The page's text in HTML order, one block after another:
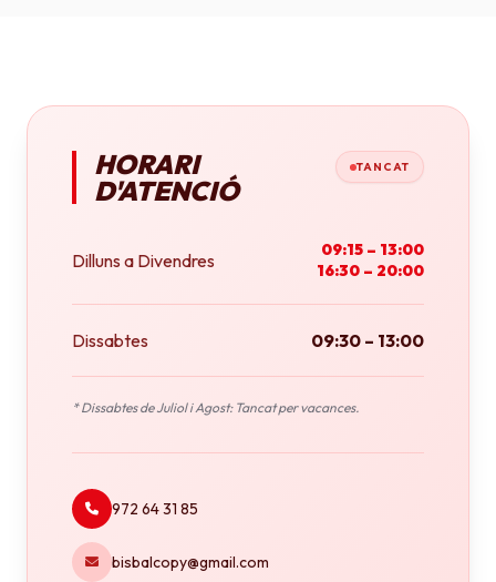
HORARI
D'ATENCIÓ
TANCAT
Dilluns a Divendres
09:15 – 13:00
16:30 – 20:00
Dissabtes 09:30 – 13:00
* Dissabtes de Juliol i Agost: Tancat per vacances.
972 64 31 85
bisbalcopy@gmail.com